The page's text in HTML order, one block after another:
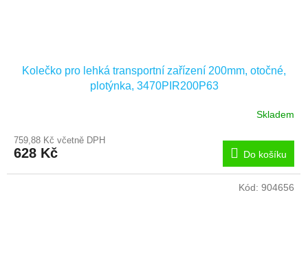
Kolečko pro lehká transportní zařízení 200mm, otočné,
plotýnka, 3470PIR200P63
Skladem
759,88 Kč včetně DPH
628 Kč Do košíku
Kód: 904656